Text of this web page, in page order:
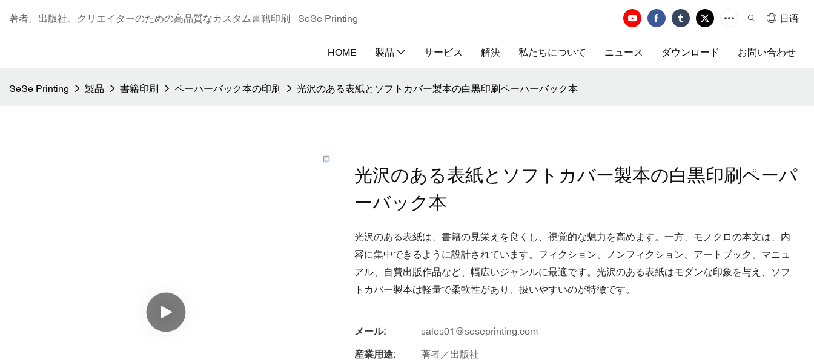
著者、出版社、クリエイターのための高品質なカスタム書籍印刷 - SeSe Printing 日语
HOME 製品 サービス 解決 私たちについて ニュース ダウンロード お問い合わせ
SeSe Printing 製品 書籍印刷 ペーパーバック本の印刷 光沢のある表紙とソフトカバー製本の白黒印刷ペーパーバック本
光沢のある表紙とソフトカバー製本の白黒印刷ペーパ
ーバック本
光沢のある表紙は、書籍の見栄えを良くし、視覚的な魅力を高めます。一方、モノクロの本文は、内
容に集中できるように設計されています。フィクション、ノンフィクション、アートブック、マニュ
アル、自費出版作品など、幅広いジャンルに最適です。光沢のある表紙はモダンな印象を与え、ソフ
トカバー製本は軽量で柔軟性があり、扱いやすいのが特徴です。
メール: sales01@seseprinting.com
産業用途: 著者／出版社